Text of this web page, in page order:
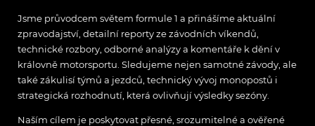
Jsme průvodcem světem formule 1 a přinášíme aktuální
zpravodajství, detailní reporty ze závodních víkendů,
technické rozbory, odborné analýzy a komentáře k dění v
královně motorsportu. Sledujeme nejen samotné závody, ale
také zákulisí týmů a jezdců, technický vývoj monopostů i
strategická rozhodnutí, která ovlivňují výsledky sezóny.
Naším cílem je poskytovat přesné, srozumitelné a ověřené